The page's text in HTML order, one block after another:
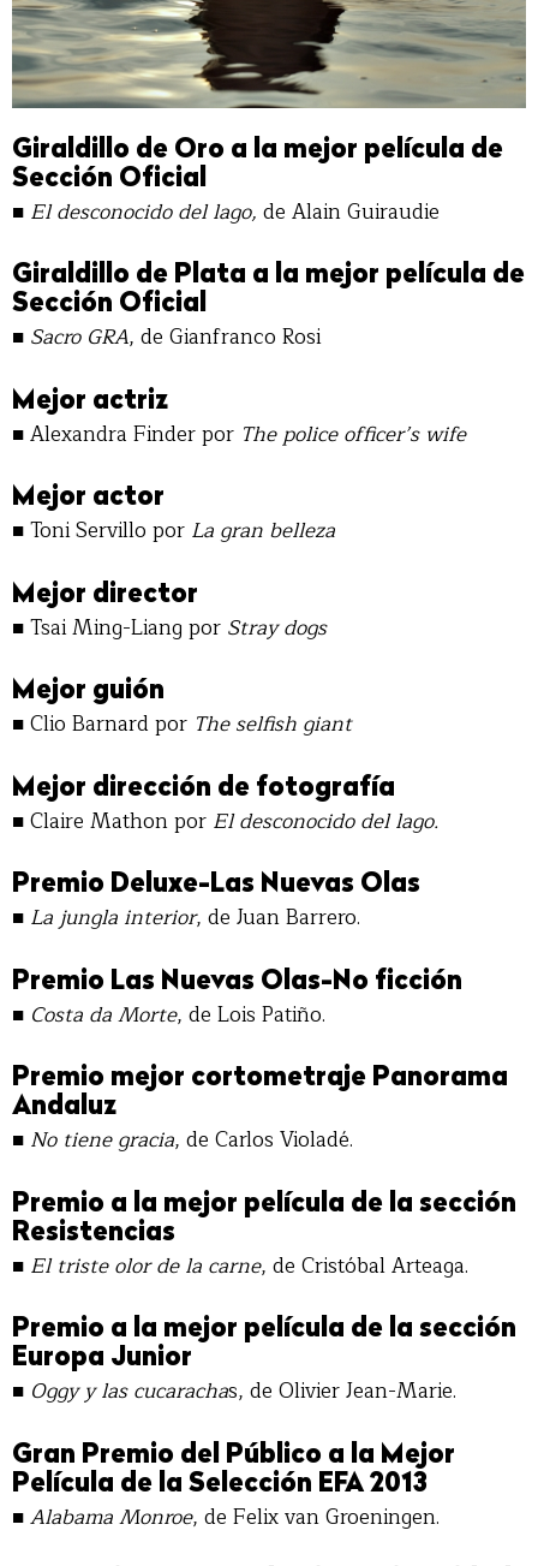
Giraldillo de Oro a la mejor película de
Sección Oficial
■ El desconocido del lago, de Alain Guiraudie
Giraldillo de Plata a la mejor película de
Sección Oficial
■ Sacro GRA, de Gianfranco Rosi
Mejor actriz
■Alexandra Finder por The police officer’s wife
Mejor actor
■Toni Servillo por La gran belleza
Mejor director
■Tsai Ming-Liang por Stray dogs
Mejor guión
■Clio Barnard por The selfish giant
Mejor dirección de fotografía
■Claire Mathon por El desconocido del lago.
Premio Deluxe-Las Nuevas Olas
■ La jungla interior, de Juan Barrero.
Premio Las Nuevas Olas-No ficción
■ Costa da Morte, de Lois Patiño.
Premio mejor cortometraje Panorama
Andaluz
■ No tiene gracia, de Carlos Violadé.
Premio a la mejor película de la sección
Resistencias
■ El triste olor de la carne, de Cristóbal Arteaga.
Premio a la mejor película de la sección
Europa Junior
■ Oggy y las cucarachas, de Olivier Jean-Marie.
Gran Premio del Público a la Mejor
Película de la Selección EFA 2013
■Alabama Monroe, de Felix van Groeningen.